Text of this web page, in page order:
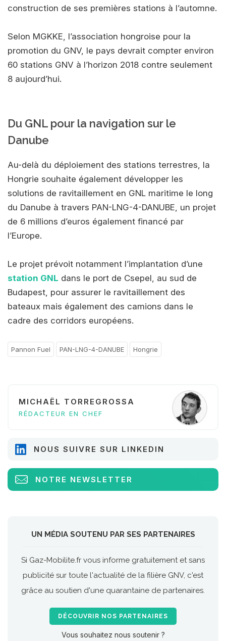
construction de ses premières stations à l’automne.
Selon MGKKE, l’association hongroise pour la
promotion du GNV, le pays devrait compter environ
60 stations GNV à l’horizon 2018 contre seulement
8 aujourd’hui.
Du GNL pour la navigation sur le
Danube
Au-delà du déploiement des stations terrestres, la
Hongrie souhaite également développer les
solutions de ravitaillement en GNL maritime le long
du Danube à travers PAN-LNG-4-DANUBE, un projet
de 6 millions d’euros également financé par
l’Europe.
Le projet prévoit notamment l’implantation d’une
station GNL dans le port de Csepel, au sud de
Budapest, pour assurer le ravitaillement des
bateaux mais également des camions dans le
cadre des corridors européens.
Pannon Fuel PAN-LNG-4-DANUBE Hongrie
MICHAËL TORREGROSSA
RÉDACTEUR EN CHEF
NOUS SUIVRE SUR LINKEDIN
NOTRE NEWSLETTER
UN MÉDIA SOUTENU PAR SES PARTENAIRES
Si Gaz-Mobilite.fr vous informe gratuitement et sans
publicité sur toute l'actualité de la filière GNV, c'est
grâce au soutien d'une quarantaine de partenaires.
DÉCOUVRIR NOS PARTENAIRES
Vous souhaitez nous soutenir ?